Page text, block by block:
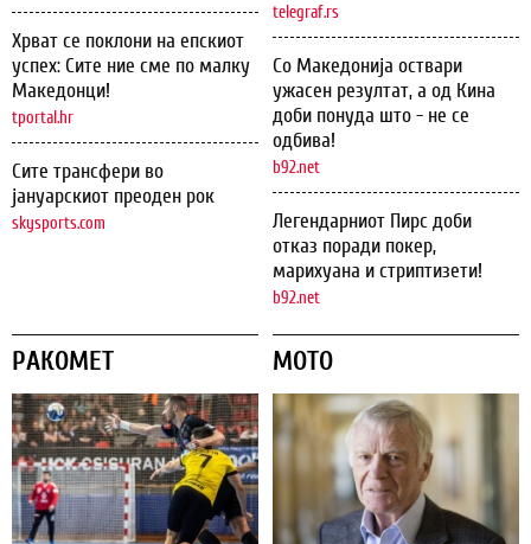
Хрват се поклони на епскиот
успех: Сите ние сме по малку
Македонци!
tportal.hr
Сите трансфери во
јануарскиот преоден рок
skysports.com
telegraf.rs
Со Македонија оствари
ужасен резултат, а од Кина
доби понуда што - не се
одбива!
b92.net
Легендарниот Пирс доби
отказ поради покер,
марихуана и стриптизети!
b92.net
РАКОМЕТ МОТО